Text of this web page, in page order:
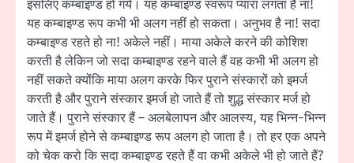
इसलिए कम्बाइण्ड हो गये। यह कम्बाइण्ड स्वरूप प्यारा लगता है ना!
यह कम्बाइण्ड रूप कभी भी अलग नहीं हो सकता। अनुभव है ना! सदा
कम्बाइण्ड रहते हो ना! अकेले नहीं। माया अकेले करने की कोशिश
करती है लेकिन जो सदा कम्बाइण्ड रहने वाले हैं वह कभी भी अलग हो
नहीं सकते क्योंकि माया अलग करके फिर पुराने संस्कारों को इमर्ज
करती है और पुराने संस्कार इमर्ज हो जाते हैं तो शुद्ध संस्कार मर्ज हो
जाते हैं। पुराने संस्कार हैं – अलबेलापन और आलस्य, यह भिन्न-भिन्न
रूप में इमर्ज होने से कम्बाइण्ड रूप अलग हो जाता है। तो हर एक अपने
को चेक करो कि सदा कम्बाइण्ड रहते हैं वा कभी अकेले भी हो जाते हैं?